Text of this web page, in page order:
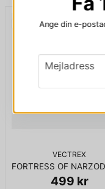
VECTREX
499 kr
www.arkad.nu
Ja, ni får
Ange din e-
email
Mejladress